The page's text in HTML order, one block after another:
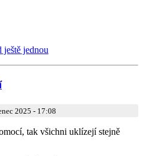
jednou
2025 - 17:08
tak všichni uklízejí stejně